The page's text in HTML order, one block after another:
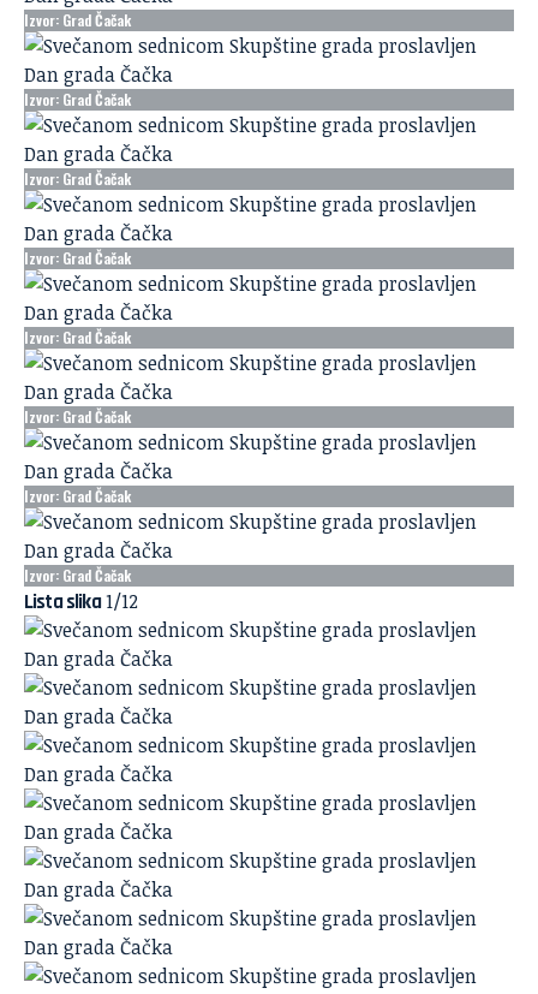
Izvor: Grad Čačak
Izvor: Grad Čačak
Izvor: Grad Čačak
Izvor: Grad Čačak
Izvor: Grad Čačak
Izvor: Grad Čačak
Izvor: Grad Čačak
Izvor: Grad Čačak
Lista slika1/12